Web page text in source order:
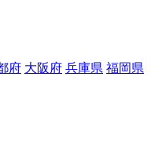
府 大阪府 兵庫県 福岡県